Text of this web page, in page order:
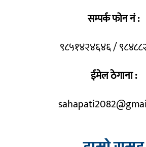
सम्पर्क फोन नं :
९८५१४२४६४६ /
ईमेल ठेगाना :